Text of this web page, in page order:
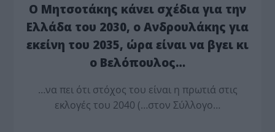
Ο Μητσοτάκης κάνει σχέδια για την
Ελλάδα του 2030, ο Ανδρουλάκης για
εκείνη του 2035, ώρα είναι να βγει κι
ο Βελόπουλος…
…να πει ότι στόχος του είναι η πρωτιά στις
εκλογές του 2040 (…στον Σύλλογο…